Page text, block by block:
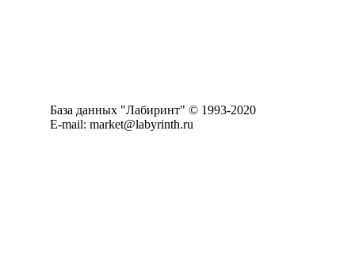
База данных "Лабиринт" © 1993-2020
E-mail: market@labyrinth.ru